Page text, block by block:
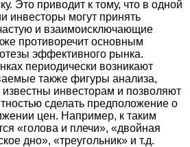
Это приводит к тому, что в одной
инвесторы могут принять
и взаимоисключающие
противоречит основным
эффективного рынка.
периодически возникают
также фигуры анализа,
инвесторам и позволяют
сделать предположение о
цен. Например, к таким
«голова и плечи», «двойная
дно», «треугольник» и т.д.